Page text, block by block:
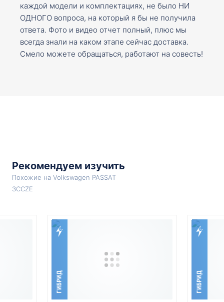
каждой модели и комплектациях, не было НИ
ОДНОГО вопроса, на который я бы не получила
ответа. Фото и видео отчет полный, плюс мы
всегда знали на каком этапе сейчас доставка.
Смело можете обращаться, работают на совесть!
Рекомендуем изучить
Похожие на Volkswagen PASSAT
3CCZE
ГИБРИД ГИБРИД